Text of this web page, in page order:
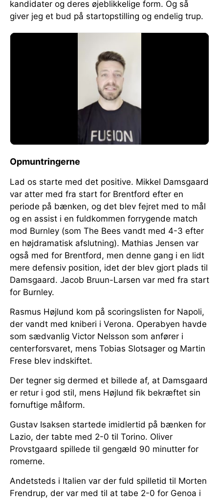
kandidater og deres øjeblikkelige form. Og så
giver jeg et bud på startopstilling og endelig trup.
Opmuntringerne
Lad os starte med det positive. Mikkel Damsgaard
var atter med fra start for Brentford efter en
periode på bænken, og det blev fejret med to mål
og en assist i en fuldkommen forrygende match
mod Burnley (som The Bees vandt med 4-3 efter
en højdramatisk afslutning). Mathias Jensen var
også med for Brentford, men denne gang i en lidt
mere defensiv position, idet der blev gjort plads til
Damsgaard. Jacob Bruun-Larsen var med fra start
for Burnley.
Rasmus Højlund kom på scoringslisten for Napoli,
der vandt med kniberi i Verona. Operabyen havde
som sædvanlig Victor Nelsson som anfører i
centerforsvaret, mens Tobias Slotsager og Martin
Frese blev indskiftet.
Der tegner sig dermed et billede af, at Damsgaard
er retur i god stil, mens Højlund fik bekræftet sin
fornuftige målform.
Gustav Isaksen startede imidlertid på bænken for
Lazio, der tabte med 2-0 til Torino. Oliver
Provstgaard spillede til gengæld 90 minutter for
romerne.
Andetsteds i Italien var der fuld spilletid til Morten
Frendrup, der var med til at tabe 2-0 for Genoa i